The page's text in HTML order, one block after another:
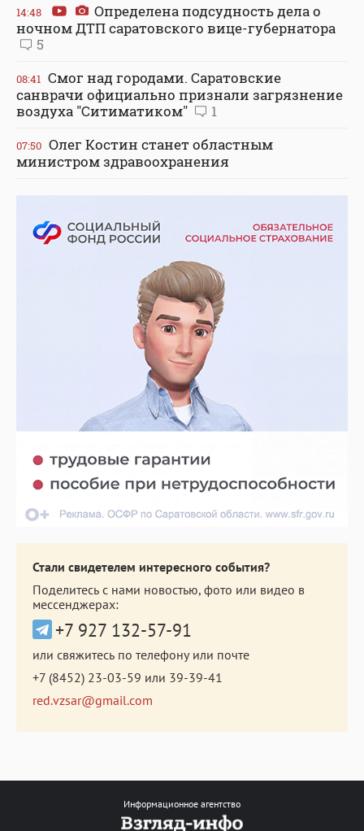
14:48
Определена подсудность дела о
ночном ДТП саратовского вице-губернатора
5
08:41 Смог над городами. Саратовские
санврачи официально признали загрязнение
воздуха "Ситиматиком"
1
07:50 Олег Костин станет областным
министром здравоохранения
Стали свидетелем интересного события?
Поделитесь с нами новостью, фото или видео в
мессенджерах:
+7 927 132-57-91
или свяжитесь по телефону или почте
+7 (8452) 23-03-59 или 39-39-41
red.vzsar@gmail.com
Информационное агентство